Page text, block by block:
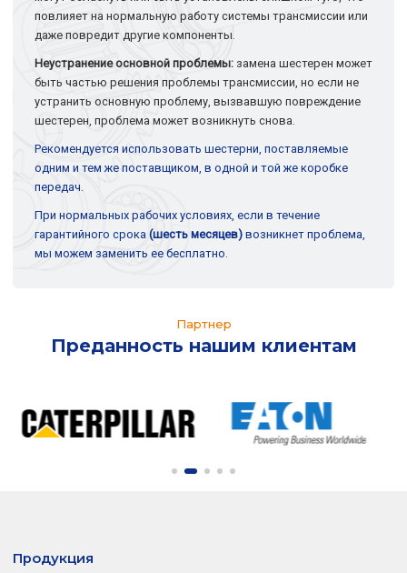
повлияет на нормальную работу системы трансмиссии или
даже повредит другие компоненты.
Неустранение основной проблемы:замена шестерен может
быть частью решения проблемы трансмиссии, но если не
устранить основную проблему, вызвавшую повреждение
шестерен, проблема может возникнуть снова.
Рекомендуется использовать шестерни, поставляемые
одним и тем же поставщиком, в одной и той же коробке
передач.
При нормальных рабочих условиях, если в течение
гарантийного срока (шесть месяцев)возникнет проблема,
мы можем заменить ее бесплатно.
Партнер
Преданность нашим клиентам
Продукция